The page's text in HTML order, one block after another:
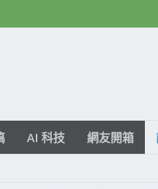
AI 科技 網友開箱